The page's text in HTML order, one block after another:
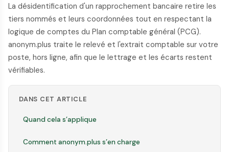
La désidentification d'un rapprochement bancaire retire les
tiers nommés et leurs coordonnées tout en respectant la
logique de comptes du Plan comptable général (PCG).
anonym.plus traite le relevé et l'extrait comptable sur votre
poste, hors ligne, afin que le lettrage et les écarts restent
vérifiables.
DANS CET ARTICLE
Quand cela s’applique
Comment anonym.plus s’en charge